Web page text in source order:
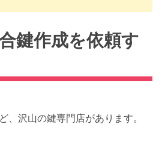
鍵作成を依頼す
、沢山の鍵専門店があります。